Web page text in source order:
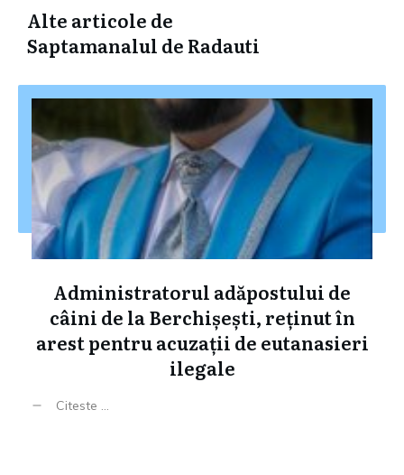
Alte articole de
Saptamanalul de Radauti
Administratorul adăpostului de
câini de la Berchișești, reținut în
arest pentru acuzații de eutanasieri
ilegale
Citeste ...